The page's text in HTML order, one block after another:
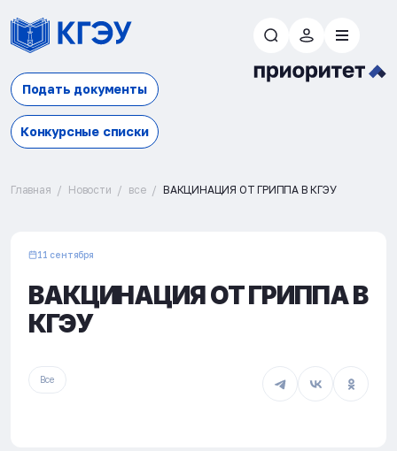
Подать документы
Конкурсные списки
Главная Новости все ВАКЦИНАЦИЯ ОТ ГРИППА В КГЭУ
11 сентября
ВАКЦИНАЦИЯ ОТ ГРИППА В
КГЭУ
Все